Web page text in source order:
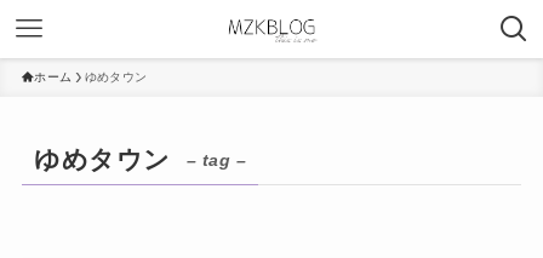
ホーム ゆめタウン
ゆめタウン – tag –